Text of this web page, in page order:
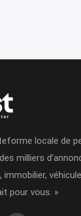
locale de
milliers
pour vous. »